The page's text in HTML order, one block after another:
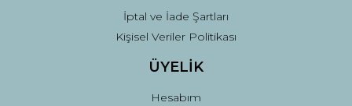
İptal ve İade Şartları
Kişisel Veriler Politikası
ÜYELİK
Hesabım